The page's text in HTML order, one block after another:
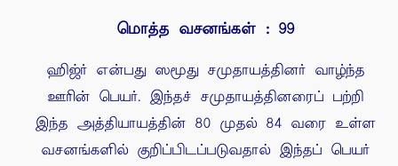
மொத்த வசனங்கள் : 99
ஹிஜ்ர் என்பது ஸமூது சமுதாயத்தினர் வாழ்ந்த
ஊரின் பெயர். இந்தச் சமுதாயத்தினரைப் பற்றி
இந்த அத்தியாயத்தின் 80 முதல் 84 வரை உள்ள
வசனங்களில் குறிப்பிடப்படுவதால் இந்தப் பெயர்